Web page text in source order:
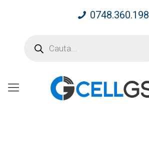
0748.360.198
search